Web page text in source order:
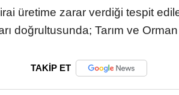
üretime zarar verdiği tespit
doğrultusunda; Tarım ve Orman
TAKİP ET